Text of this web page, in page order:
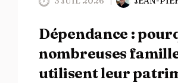
Dépendance :
nombreuses
utilisent leur